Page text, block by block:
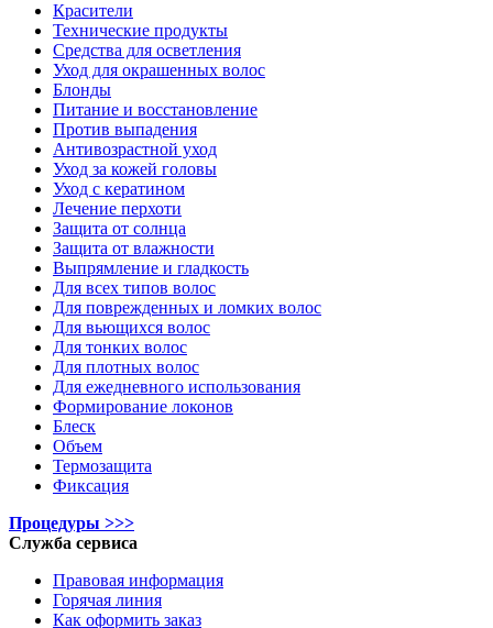
Красители
Технические продукты
Средства для осветления
Уход для окрашенных волос
Блонды
Питание и восстановление
Против выпадения
Антивозрастной уход
Уход за кожей головы
Уход с кератином
Лечение перхоти
Защита от солнца
Защита от влажности
Выпрямление и гладкость
Для всех типов волос
Для поврежденных и ломких волос
Для вьющихся волос
Для тонких волос
Для плотных волос
Для ежедневного использования
Формирование локонов
Блеск
Объем
Термозащита
Фиксация
Процедуры >>>
Служба сервиса
Правовая информация
Горячая линия
Как оформить заказ